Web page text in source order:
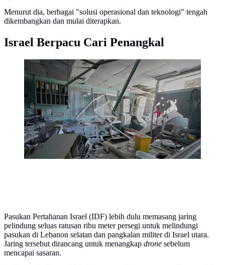
Menurut dia, berbagai "solusi operasional dan teknologi" tengah
dikembangkan dan mulai diterapkan.
Israel Berpacu Cari Penangkal
Laboratorium di Rumah Sakit Jabal Amel rusak,
menyusul serangan udara Israel pada Senin (1/6) yang
menghantam gedung di dekatnya, di kota pelabuhan
selatan Tyre, Lebanon, Selasa 2 Juni 2026. (AP
Photo/Mohammed Zaatari)
Pasukan Pertahanan Israel (IDF) lebih dulu memasang jaring
pelindung seluas ratusan ribu meter persegi untuk melindungi
pasukan di Lebanon selatan dan pangkalan militer di Israel utara.
Jaring tersebut dirancang untuk menangkap drone sebelum
mencapai sasaran.